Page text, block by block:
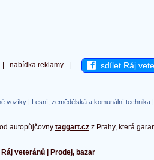
nabídka reklamy sdílet Ráj
vozíky| Lesní, zemědělská a komunální technika|
autopůjčovny taggart.czz Prahy, která
Ráj veteránů | Prodej, bazar